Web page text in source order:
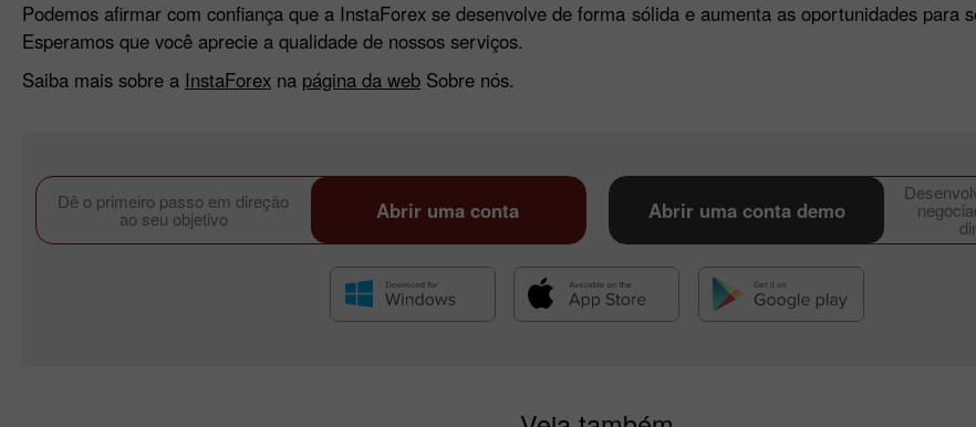
Podemos afirmar com confiança que a InstaForex se desenvolve de forma sólida e aumenta as oportunidades para
Esperamos que você aprecie a qualidade de nossos serviços.
Saiba mais sobre a InstaForex na página da web Sobre nós.
Dê o primeiro passo em direção
ao seu objetivo Abrir uma conta Abrir uma conta demo